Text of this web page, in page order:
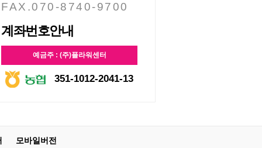
FAX.070-8740-9700
계좌번호안내
예금주 : (주)플라워센터
351-1012-2041-13
모바일버전